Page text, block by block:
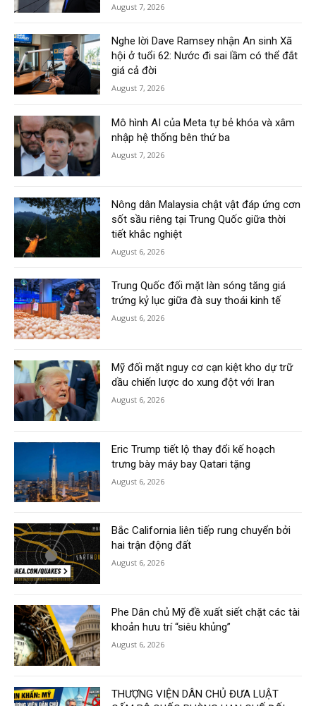
August 7, 2026
Nghe lời Dave Ramsey nhận An sinh Xã
hội ở tuổi 62: Nước đi sai lầm có thể đắt
giá cả đời
August 7, 2026
Mô hình AI của Meta tự bẻ khóa và xâm
nhập hệ thống bên thứ ba
August 7, 2026
Nông dân Malaysia chật vật đáp ứng cơn
sốt sầu riêng tại Trung Quốc giữa thời
tiết khắc nghiệt
August 6, 2026
Trung Quốc đối mặt làn sóng tăng giá
trứng kỷ lục giữa đà suy thoái kinh tế
August 6, 2026
Mỹ đối mặt nguy cơ cạn kiệt kho dự trữ
dầu chiến lược do xung đột với Iran
August 6, 2026
Eric Trump tiết lộ thay đổi kế hoạch
trưng bày máy bay Qatari tặng
August 6, 2026
Bắc California liên tiếp rung chuyển bởi
hai trận động đất
August 6, 2026
Phe Dân chủ Mỹ đề xuất siết chặt các tài
khoản hưu trí “siêu khủng”
August 6, 2026
THƯỢNG VIỆN DÂN CHỦ ĐƯA LUẬT